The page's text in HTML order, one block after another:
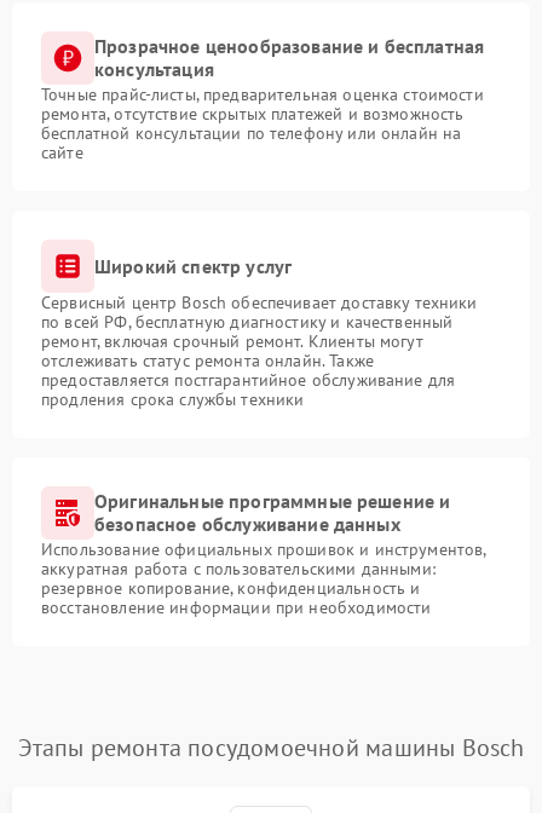
Прозрачное ценообразование и бесплатная
консультация
Точные прайс-листы, предварительная оценка стоимости
ремонта, отсутствие скрытых платежей и возможность
бесплатной консультации по телефону или онлайн на
сайте
Широкий спектр услуг
Сервисный центр Bosch обеспечивает доставку техники
по всей РФ, бесплатную диагностику и качественный
ремонт, включая срочный ремонт. Клиенты могут
отслеживать статус ремонта онлайн. Также
предоставляется постгарантийное обслуживание для
продления срока службы техники
Оригинальные программные решение и
безопасное обслуживание данных
Использование официальных прошивок и инструментов,
аккуратная работа с пользовательскими данными:
резервное копирование, конфиденциальность и
восстановление информации при необходимости
Этапы ремонта посудомоечной машины Bosch